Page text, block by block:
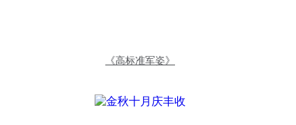
《高标准军姿》